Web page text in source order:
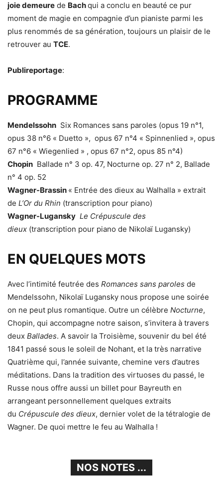
joie demeure de Bachqui a conclu en beauté ce pur
moment de magie en compagnie d’un pianiste parmi les
plus renommés de sa génération, toujours un plaisir de le
retrouver au TCE.
Publireportage:
PROGRAMME
Mendelssohn Six Romances sans paroles (opus 19 n°1,
opus 38 n°6 « Duetto », opus 67 n°4 « Spinnenlied », opus
67 n°6 « Wiegenlied » , opus 67 n°2, opus 85 n°4)
Chopin Ballade n° 3 op. 47, Nocturne op. 27 n° 2, Ballade
n° 4 op. 52
Wagner-Brassin « Entrée des dieux au Walhalla » extrait
de L’Or du Rhin (transcription pour piano)
Wagner-Lugansky Le Crépuscule des
dieux (transcription pour piano de Nikolaï Lugansky)
EN QUELQUES MOTS
Avec l’intimité feutrée des Romances sans paroles de
Mendelssohn, Nikolaï Lugansky nous propose une soirée
on ne peut plus romantique. Outre un célèbre Nocturne,
Chopin, qui accompagne notre saison, s’invitera à travers
deux Ballades. A savoir la Troisième, souvenir du bel été
1841 passé sous le soleil de Nohant, et la très narrative
Quatrième qui, l’année suivante, chemine vers d’autres
méditations. Dans la tradition des virtuoses du passé, le
Russe nous offre aussi un billet pour Bayreuth en
arrangeant personnellement quelques extraits
du Crépuscule des dieux, dernier volet de la tétralogie de
Wagner. De quoi mettre le feu au Walhalla !
NOS NOTES ...